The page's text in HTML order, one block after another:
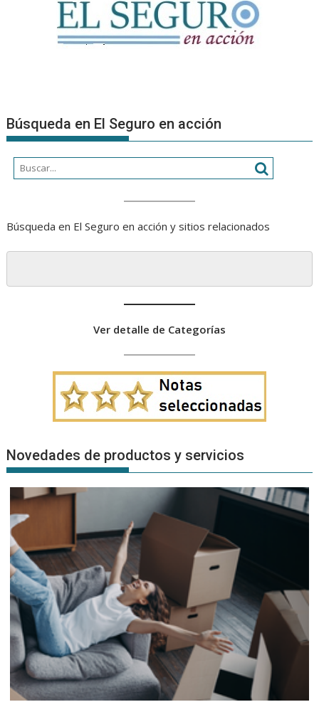
Búsqueda en El Seguro en acción
Búsqueda en El Seguro en acción y sitios relacionados
Ver detalle de Categorías
Novedades de productos y servicios